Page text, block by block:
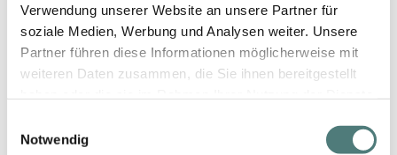
Verwendung unserer Website an unsere Partner für
soziale Medien, Werbung und Analysen weiter. Unsere
Partner führen diese Informationen möglicherweise mit
weiteren Daten zusammen, die Sie ihnen bereitgestellt
Notwendig